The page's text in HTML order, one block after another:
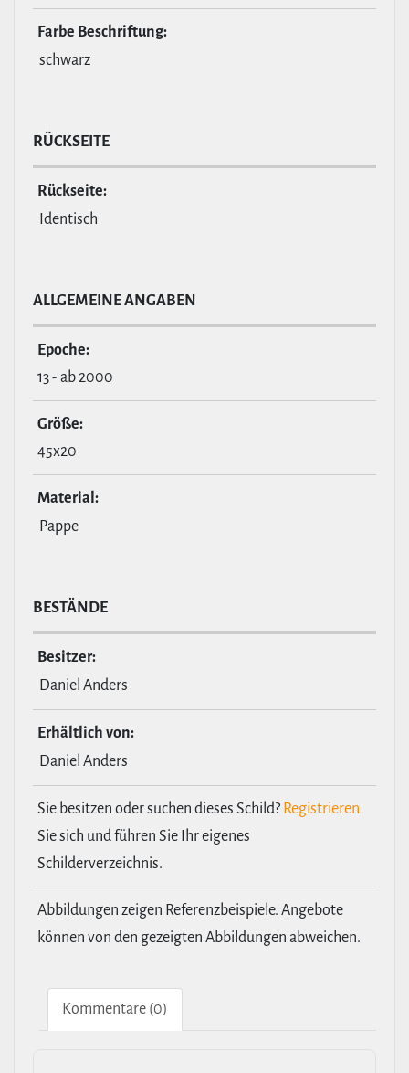
Farbe Beschrif­tung:
schwarz
RÜCKSEITE
Rückseite:
Identisch
ALL­GE­MEINE ANGABEN
Epoche:
13 - ab 2000
Größe:
45x20
Material:
Pappe
BESTÄNDE
Besitzer:
Daniel Anders
Erhält­lich von:
Daniel Anders
Sie besitzen oder suchen dieses Schild? Registrieren
Sie sich und führen Sie Ihr eigenes
Schilderverzeichnis.
Abbildungen zeigen Referenzbeispiele. Angebote
können von den gezeigten Abbildungen abweichen.
Kom­men­tare (0)